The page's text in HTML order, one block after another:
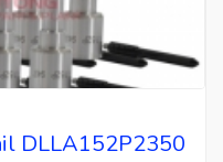
DLLA152P2350